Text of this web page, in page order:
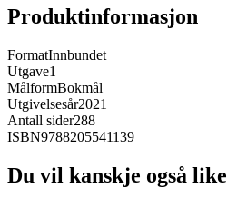
Produktinformasjon
FormatInnbundet
Utgave1
MålformBokmål
Utgivelsesår2021
Antall sider288
ISBN9788205541139
Du vil kanskje også like